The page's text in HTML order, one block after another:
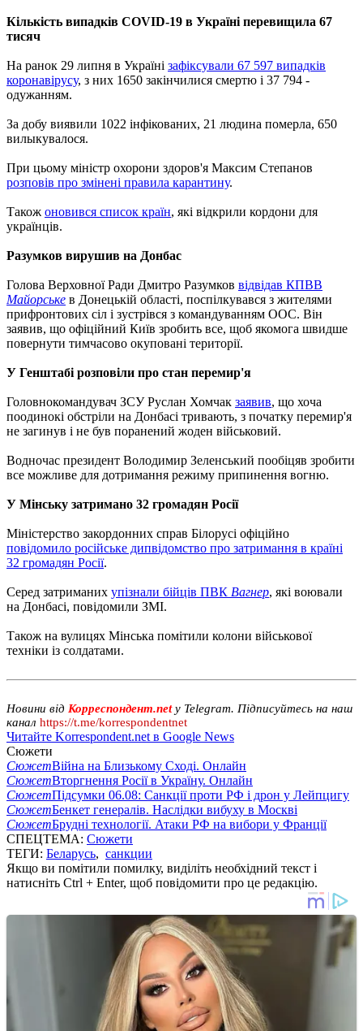
Кількість випадків COVID-19 в Україні перевищила 67
тисяч
На ранок 29 липня в Україні зафіксували 67 597 випадків
коронавірусу, з них 1650 закінчилися смертю і 37 794 -
одужанням.
За добу виявили 1022 інфікованих, 21 людина померла, 650
вилыкувалося.
При цьому міністр охорони здоров'я Максим Степанов
розповів про змінені правила карантину.
Також оновився список країн, які відкрили кордони для
українців.
Разумков вирушив на Донбас
Голова Верховної Ради Дмитро Разумков відвідав КПВВ
Майорське в Донецькій області, поспілкувався з жителями
прифронтових сіл і зустрівся з командуванням ООС. Він
заявив, що офіційний Київ зробить все, щоб якомога швидше
повернути тимчасово окуповані території.
У Генштабі розповіли про стан перемир'я
Головнокомандувач ЗСУ Руслан Хомчак заявив, що хоча
поодинокі обстріли на Донбасі тривають, з початку перемир'я
не загинув і не був поранений жоден військовий.
Водночас президент Володимир Зеленський пообіцяв зробити
все можливе для дотримання режиму припинення вогню.
У Мінську затримано 32 громадян Росії
Міністерство закордонних справ Білорусі офіційно
повідомило російське дипвідомство про затримання в країні
32 громадян Росії.
Серед затриманих упізнали бійців ПВК Вагнер, які воювали
на Донбасі, повідомили ЗМІ.
Також на вулицях Мінська помітили колони військової
техніки із солдатами.
Новини від Корреспондент.net у Telegram. Підписуйтесь на наш
канал https://t.me/korrespondentnet
Читайте Korrespondent.net в Google News
Сюжети
СюжетВійна на Близькому Сході. Онлайн
СюжетВторгнення Росії в Україну. Онлайн
СюжетПідсумки 06.08: Санкції проти РФ і дрон у Лейпцигу
СюжетБенкет генералів. Наслідки вибуху в Москві
СюжетБрудні технології. Атаки РФ на вибори у Франції
СПЕЦТЕМА: Сюжети
ТЕГИ: Беларусь, санкции
Якщо ви помітили помилку, виділіть необхідний текст і
натисніть Ctrl + Enter, щоб повідомити про це редакцію.